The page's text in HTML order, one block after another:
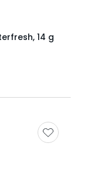
14 g